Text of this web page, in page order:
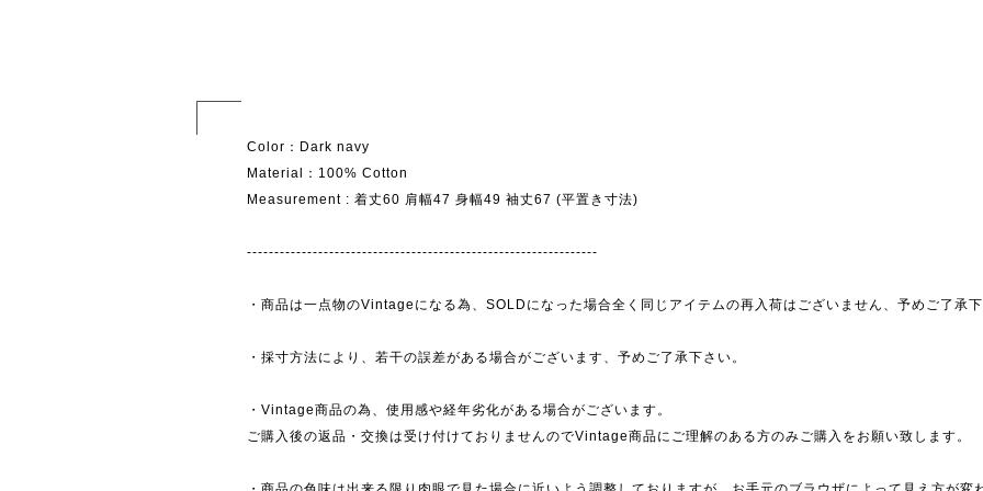
Color：Dark navy
Material：100% Cotton
Measurement : 着丈60 肩幅47 身幅49 袖丈67 (平置き寸法)
----------------------------------------------------------------
・商品は一点物のVintageになる為、SOLDになった場合全く同じアイテムの再入荷はございません、予めご了承下
・採寸方法により、若干の誤差がある場合がございます、予めご了承下さい。
・Vintage商品の為、使用感や経年劣化がある場合がございます。
ご購入後の返品・交換は受け付けておりませんのでVintage商品にご理解のある方のみご購入をお願い致します。